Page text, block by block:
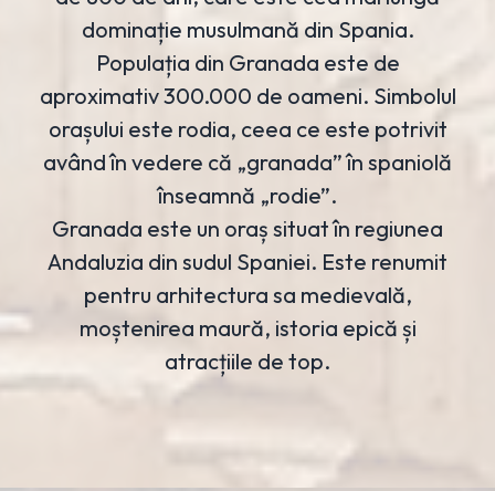
dominație musulmană din Spania.
Populația din Granada este de
aproximativ 300.000 de oameni. Simbolul
orașului este rodia, ceea ce este potrivit
având în vedere că „granada” în spaniolă
înseamnă „rodie”.
Granada este un oraș situat în regiunea
Andaluzia din sudul Spaniei. Este renumit
pentru arhitectura sa medievală,
moștenirea maură, istoria epică și
atracțiile de top.